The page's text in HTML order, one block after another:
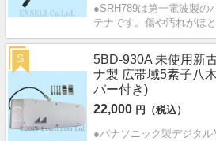
●SRH789は第一電波製の
テナです。傷や汚れがほ
5BD-930A 未使用新
ナ製 広帯域5素子八
バー付き)
22,000 円（税込）
●パナソニック製デジタ
S